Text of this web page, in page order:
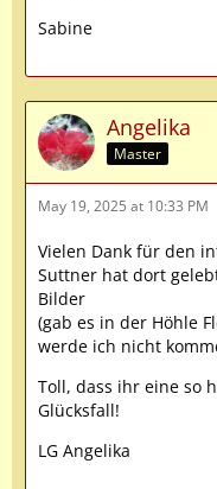
Sabine
Angelika
Master
May 19, 2025 at 10:33 PM
Vielen Dank für den
Suttner hat dort
Bilder
(gab es in der Höhle
werde ich nicht
Toll, dass ihr eine so
Glücksfall!
LG Angelika